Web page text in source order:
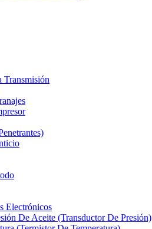
Electrónicos
De Aceite (Transductor De Presión)